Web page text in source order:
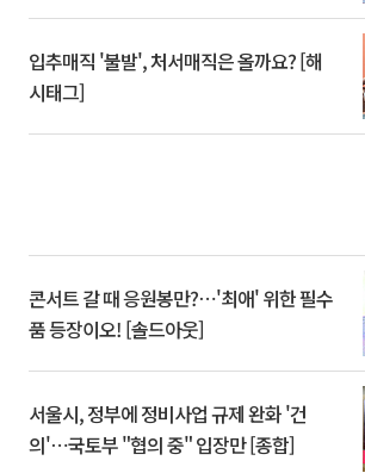
입추매직 '불발', 처서매직은 올까요? [해
시태그]
콘서트 갈 때 응원봉만?⋯'최애' 위한 필수
품 등장이오! [솔드아웃]
서울시, 정부에 정비사업 규제 완화 '건
의'⋯국토부 "협의 중" 입장만 [종합]